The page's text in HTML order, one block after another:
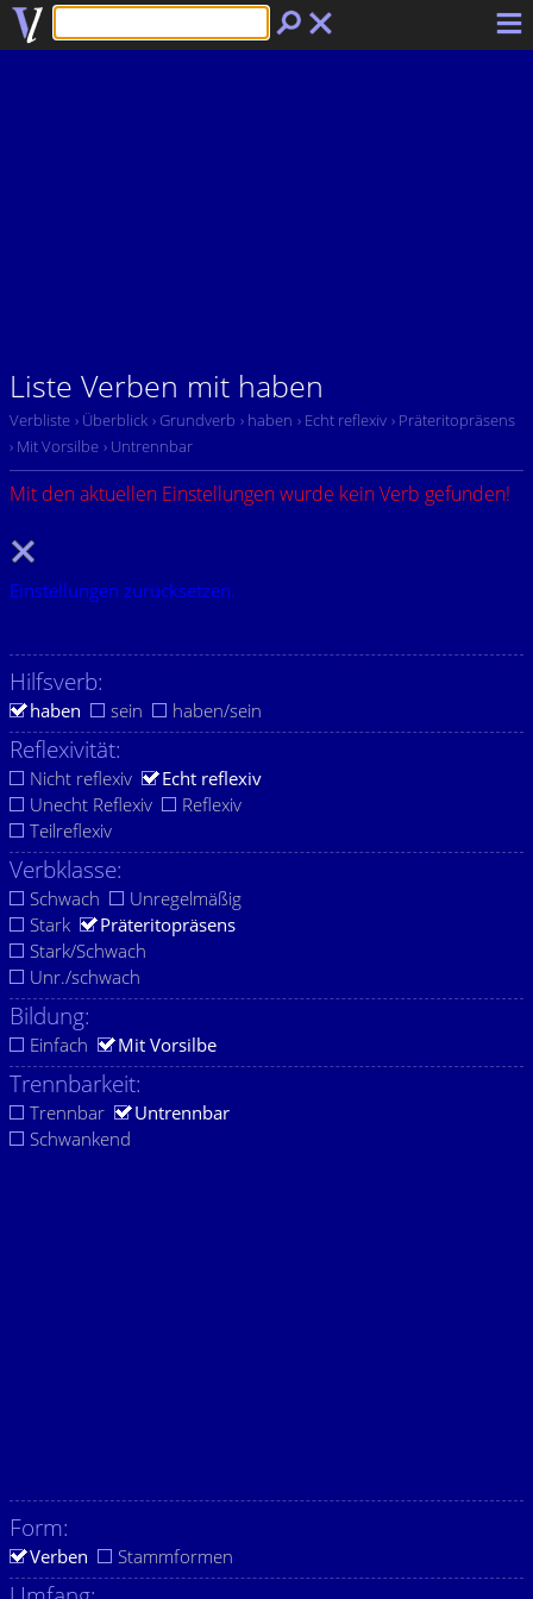
Liste Verben mit haben
Verbliste › Überblick › Grundverb › haben › Echt reflexiv › Präteritopräsens
› Mit Vorsilbe › Untrennbar
Mit den aktuellen Einstellungen wurde kein Verb gefunden!
Einstellungen zurücksetzen.
Hilfsverb:
haben sein haben/sein
Reflexivität:
Nicht reflexiv
Echt reflexiv
Unecht Reflexiv
Reflexiv
Teilreflexiv
Verbklasse:
Schwach
Unregelmäßig
Stark
Präteritopräsens
Stark/Schwach
Unr./schwach
Bildung:
Einfach Mit Vorsilbe
Trennbarkeit:
Trennbar
Untrennbar
Schwankend
Form:
Verben Stammformen